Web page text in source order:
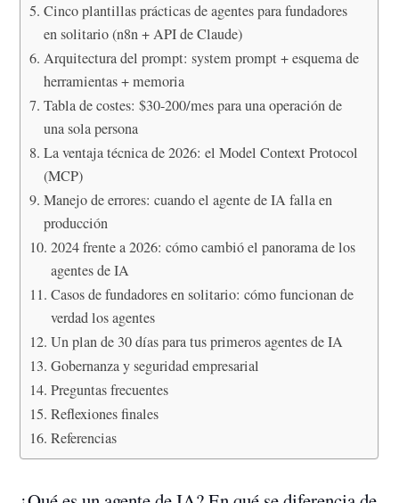
Cinco plantillas prácticas de agentes para fundadores
en solitario (n8n + API de Claude)
Arquitectura del prompt: system prompt + esquema de
herramientas + memoria
Tabla de costes: $30-200/mes para una operación de
una sola persona
La ventaja técnica de 2026: el Model Context Protocol
(MCP)
Manejo de errores: cuando el agente de IA falla en
producción
2024 frente a 2026: cómo cambió el panorama de los
agentes de IA
Casos de fundadores en solitario: cómo funcionan de
verdad los agentes
Un plan de 30 días para tus primeros agentes de IA
Gobernanza y seguridad empresarial
Preguntas frecuentes
Reflexiones finales
Referencias